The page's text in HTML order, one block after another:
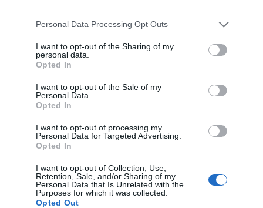
Personal Data Processing Opt Outs
I want to opt-out of the Sharing of my
personal data.
Opted In
I want to opt-out of the Sale of my
Personal Data.
Opted In
I want to opt-out of processing my
Personal Data for Targeted Advertising.
Opted In
I want to opt-out of Collection, Use,
Retention, Sale, and/or Sharing of my
Personal Data that Is Unrelated with the
Purposes for which it was collected.
Opted Out
Tillbehör och liknande:
RECEPT